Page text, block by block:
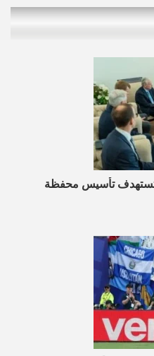
تستهدف تأسيس محفظة